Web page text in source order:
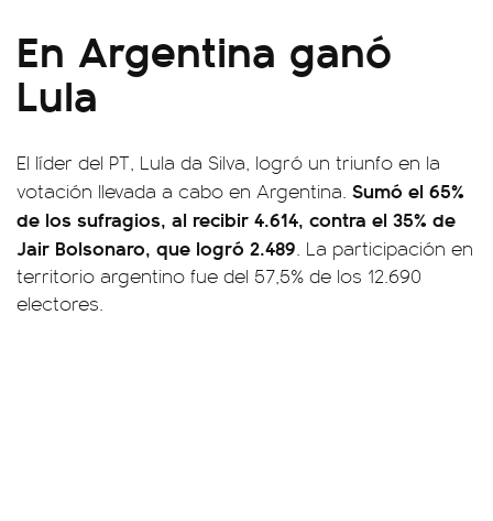
En Argentina ganó
Lula
El líder del PT, Lula da Silva, logró un triunfo en la
votación llevada a cabo en Argentina. Sumó el 65%
de los sufragios, al recibir 4.614, contra el 35% de
Jair Bolsonaro, que logró 2.489. La participación en
territorio argentino fue del 57,5% de los 12.690
electores.